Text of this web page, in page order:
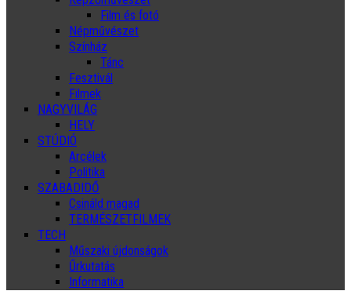
Film és fotó
Népművészet
Színház
Tánc
Fesztivál
Filmek
NAGYVILÁG
HELY
STÚDIÓ
Arcélek
Politika
SZABADIDŐ
Csináld magad
TERMÉSZETFILMEK
TECH
Műszaki újdonságok
Űrkutatás
Informatika